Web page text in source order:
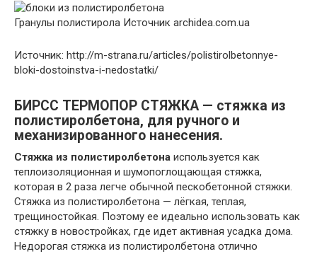
Гранулы полистирола Источник archidea.com.ua
Источник: http://m-strana.ru/articles/polistirolbetonnye-
bloki-dostoinstva-i-nedostatki/
БИРСС ТЕРМОПОР СТЯЖКА — стяжка из
полистиролбетона, для ручного и
механизированного нанесения.
Стяжка из полистиролбетона используется как
теплоизоляционная и шумопоглощающая стяжка,
которая в 2 раза легче обычной пескобетонной стяжки.
Стяжка из полистиролбетона — лёгкая, теплая,
трещиностойкая. Поэтому ее идеально использовать как
стяжку в новостройках, где идет активная усадка дома.
Недорогая стяжка из полистиролбетона отлично